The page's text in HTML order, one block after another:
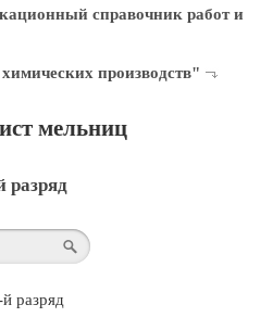
справочник работ и
производств"
мельниц
разряд
разряд